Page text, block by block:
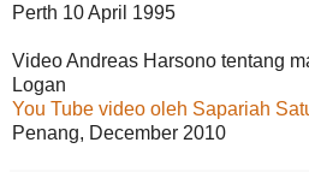
Perth 10 April 1995
Video Andreas Harsono tentang
Logan
You Tube video oleh Sapariah
Penang, December 2010